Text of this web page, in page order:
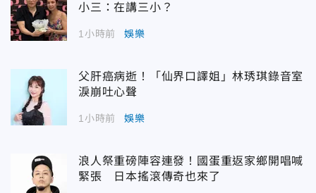
小三：在講三小？
1小時前 娛樂
父肝癌病逝！「仙界口譯姐」林琇琪錄音室
淚崩吐心聲
1小時前 娛樂
浪人祭重磅陣容連發！國蛋重返家鄉開唱喊
緊張 日本搖滾傳奇也來了